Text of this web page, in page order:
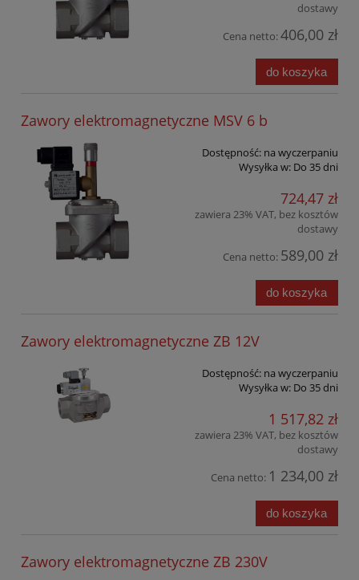
dostawy
Cena netto:406,00 zł
do koszyka
Zawory elektromagnetyczne MSV 6 b
Dostępność: na wyczerpaniu
Wysyłka w: Do 35 dni
724,47 zł
zawiera 23% VAT, bez kosztów
dostawy
Cena netto: 589,00 zł
do koszyka
Zawory elektromagnetyczne ZB 12V
Dostępność: na wyczerpaniu
Wysyłka w: Do 35 dni
1 517,82 zł
zawiera 23% VAT, bez kosztów
dostawy
Cena netto: 1 234,00 zł
do koszyka
Zawory elektromagnetyczne ZB 230V